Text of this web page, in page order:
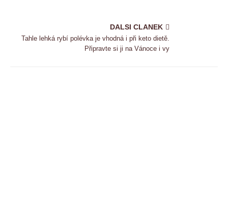
DALSI CLANEK
Tahle lehká rybí polévka je vhodná i při keto dietě.
Připravte si ji na Vánoce i vy